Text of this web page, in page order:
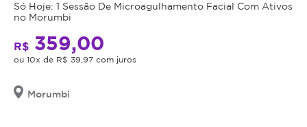
Só Hoje: 1 Sessão De Microagulhamento Facial Com Ativos
no Morumbi
R$ 359,00
ou 10x de R$ 39,97 com juros
Morumbi